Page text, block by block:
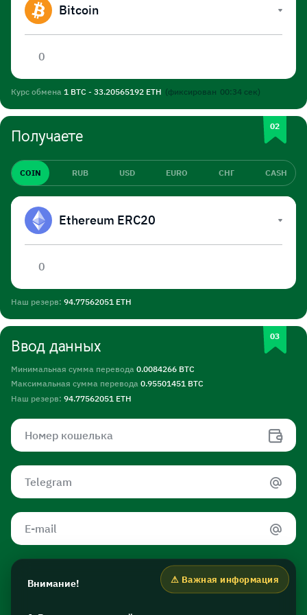
Bitcoin
Курс обмена 1 BTC - 33.20565192 ETH (фиксирован 00:34сек)
Получаете
COIN RUB USD EURO СНГ CASH
Ethereum ERC20
Наш резерв: 94.77562051 ETH
Ввод данных
Минимальная сумма перевода 0.0084266 BTC
Максимальная сумма перевода 0.95501451 BTC
Наш резерв: 94.77562051 ETH
Внимание!